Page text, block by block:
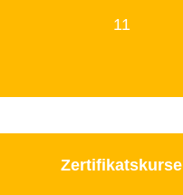
11
Zertifikatskurse